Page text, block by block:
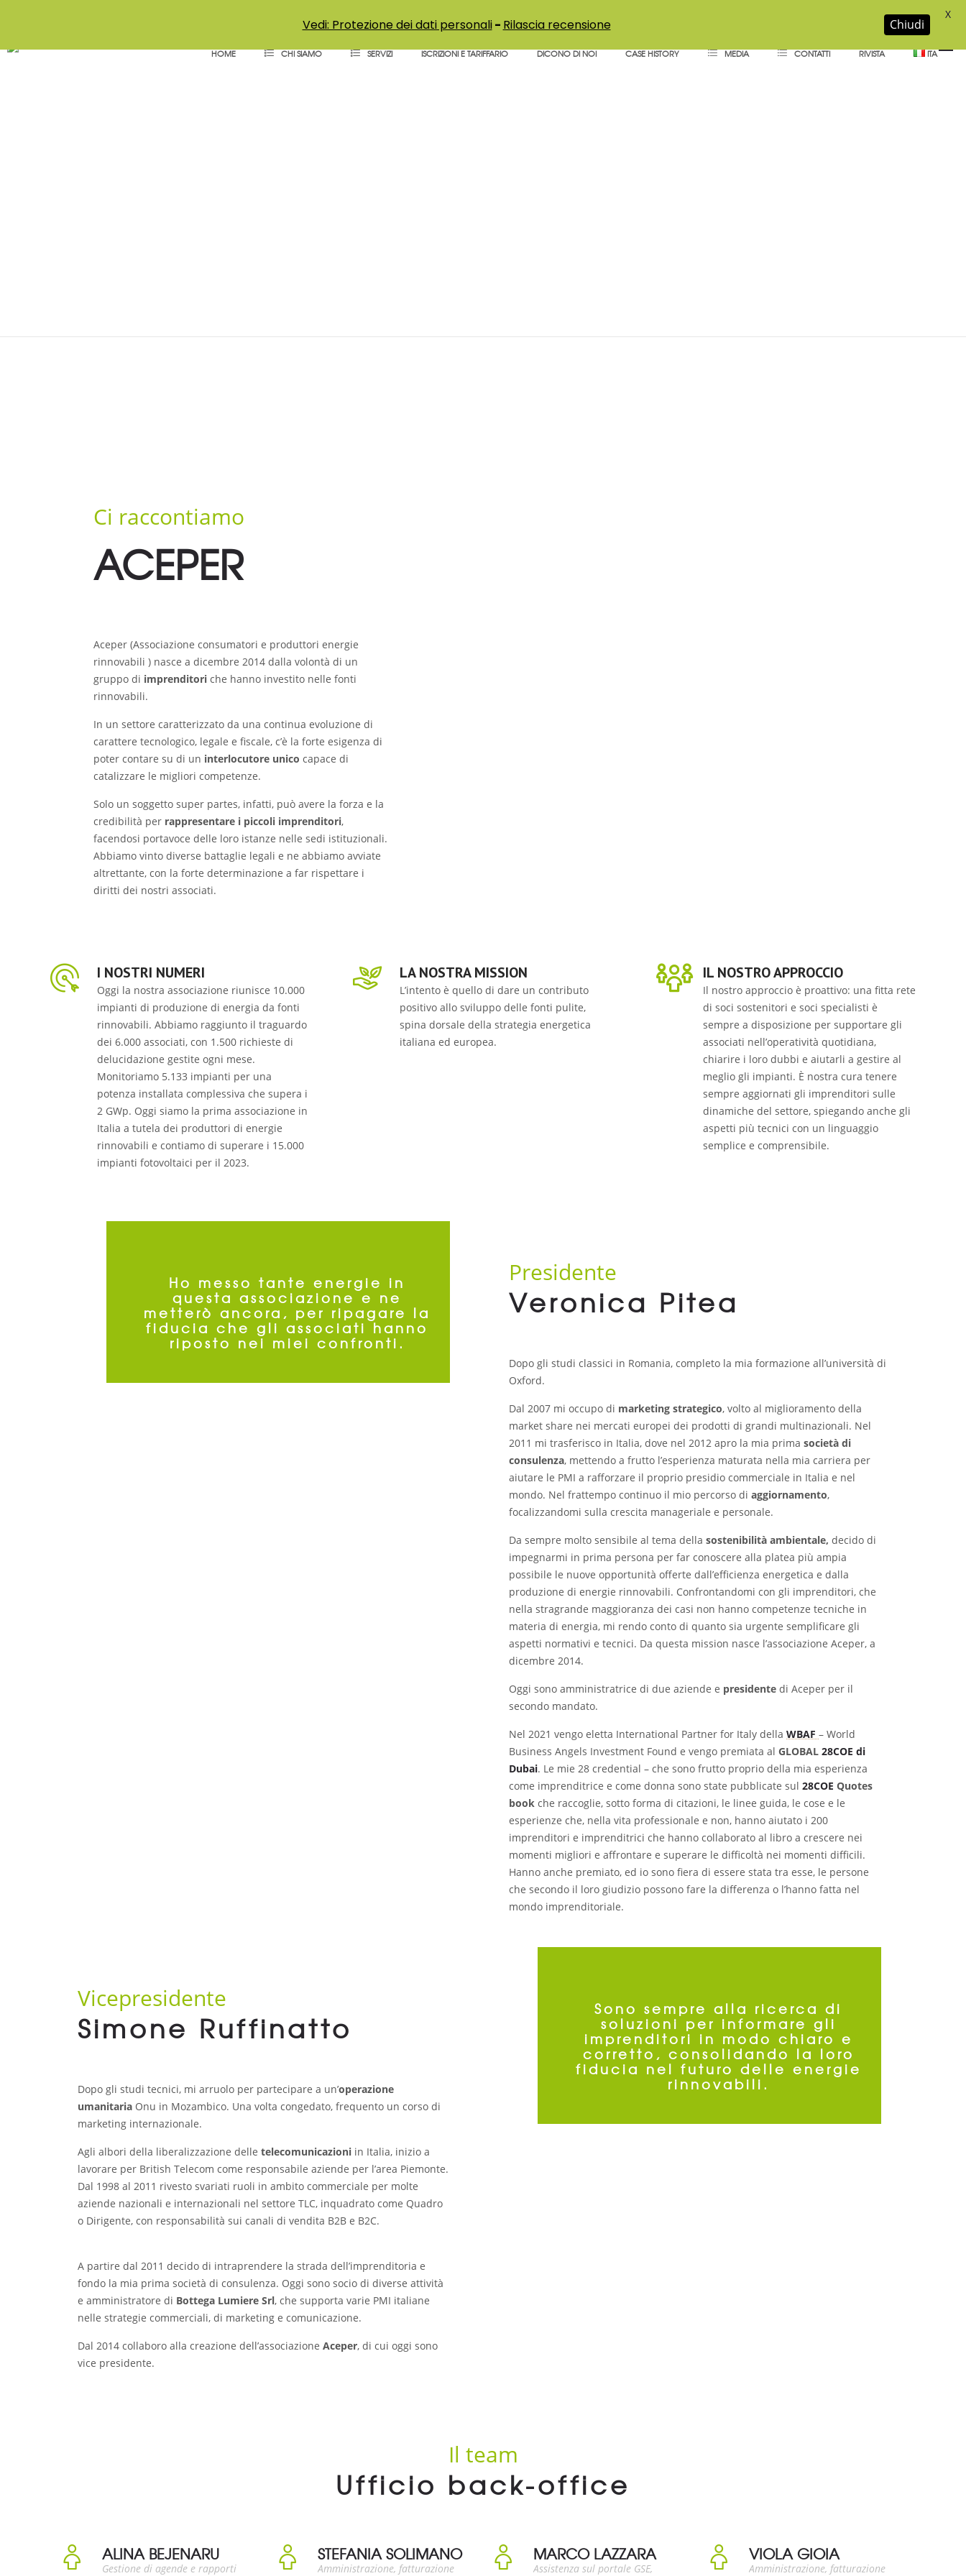
HOME CHI SIAMO SERVIZI ISCRIZIONI E TARIFFARIO DICONO DI NOI CASE HISTORY MEDIA CONTATTI RIVISTA ITA
Ci raccontiamo
ACEPER
Aceper (Associazione consumatori e produttori energie
rinnovabili ) nasce a dicembre 2014 dalla volontà di un
gruppo di imprenditori che hanno investito nelle fonti
rinnovabili.
In un settore caratterizzato da una continua evoluzione di
carattere tecnologico, legale e fiscale, c’è la forte esigenza di
poter contare su di un interlocutore unico capace di
catalizzare le migliori competenze.
Solo un soggetto super partes, infatti, può avere la forza e la
credibilità per rappresentare i piccoli imprenditori,
facendosi portavoce delle loro istanze nelle sedi istituzionali.
Abbiamo vinto diverse battaglie legali e ne abbiamo avviate
altrettante, con la forte determinazione a far rispettare i
diritti dei nostri associati.
I NOSTRI NUMERI
Oggi la nostra associazione riunisce 10.000
impianti di produzione di energia da fonti
rinnovabili. Abbiamo raggiunto il traguardo
dei 6.000 associati, con 1.500 richieste di
delucidazione gestite ogni mese.
Monitoriamo 5.133 impianti per una
potenza installata complessiva che supera i
2 GWp. Oggi siamo la prima associazione in
Italia a tutela dei produttori di energie
rinnovabili e contiamo di superare i 15.000
impianti fotovoltaici per il 2023.
LA NOSTRA MISSION
L’intento è quello di dare un contributo
positivo allo sviluppo delle fonti pulite,
spina dorsale della strategia energetica
italiana ed europea.
IL NOSTRO APPROCCIO
Il nostro approccio è proattivo: una fitta rete
di soci sostenitori e soci specialisti è
sempre a disposizione per supportare gli
associati nell’operatività quotidiana,
chiarire i loro dubbi e aiutarli a gestire al
meglio gli impianti. È nostra cura tenere
sempre aggiornati gli imprenditori sulle
dinamiche del settore, spiegando anche gli
aspetti più tecnici con un linguaggio
semplice e comprensibile.
Ho messo tante energie in
questa associazione e ne
metterò ancora, per ripagare la
fiducia che gli associati hanno
riposto nei miei confronti.
Presidente
Veronica Pitea
Dopo gli studi classici in Romania, completo la mia formazione all’università di
Oxford.
Dal 2007 mi occupo di marketing strategico, volto al miglioramento della
market share nei mercati europei dei prodotti di grandi multinazionali. Nel
2011 mi trasferisco in Italia, dove nel 2012 apro la mia prima società di
consulenza, mettendo a frutto l’esperienza maturata nella mia carriera per
aiutare le PMI a rafforzare il proprio presidio commerciale in Italia e nel
mondo. Nel frattempo continuo il mio percorso di aggiornamento,
focalizzandomi sulla crescita manageriale e personale.
Da sempre molto sensibile al tema della sostenibilità ambientale, decido di
impegnarmi in prima persona per far conoscere alla platea più ampia
possibile le nuove opportunità offerte dall’efficienza energetica e dalla
produzione di energie rinnovabili. Confrontandomi con gli imprenditori, che
nella stragrande maggioranza dei casi non hanno competenze tecniche in
materia di energia, mi rendo conto di quanto sia urgente semplificare gli
aspetti normativi e tecnici. Da questa mission nasce l’associazione Aceper, a
dicembre 2014.
Oggi sono amministratrice di due aziende e presidente di Aceper per il
secondo mandato.
Nel 2021 vengo eletta International Partner for Italy della WBAF – World
Business Angels Investment Found e vengo premiata al GLOBAL 28COE di
Dubai. Le mie 28 credential – che sono frutto proprio della mia esperienza
come imprenditrice e come donna sono state pubblicate sul 28COE Quotes
book che raccoglie, sotto forma di citazioni, le linee guida, le cose e le
esperienze che, nella vita professionale e non, hanno aiutato i 200
imprenditori e imprenditrici che hanno collaborato al libro a crescere nei
momenti migliori e affrontare e superare le difficoltà nei momenti difficili.
Hanno anche premiato, ed io sono fiera di essere stata tra esse, le persone
che secondo il loro giudizio possono fare la differenza o l’hanno fatta nel
mondo imprenditoriale.
Vicepresidente
Simone Ruffinatto
Dopo gli studi tecnici, mi arruolo per partecipare a un’operazione
umanitaria Onu in Mozambico. Una volta congedato, frequento un corso di
marketing internazionale.
Agli albori della liberalizzazione delle telecomunicazioni in Italia, inizio a
lavorare per British Telecom come responsabile aziende per l’area Piemonte.
Dal 1998 al 2011 rivesto svariati ruoli in ambito commerciale per molte
aziende nazionali e internazionali nel settore TLC, inquadrato come Quadro
o Dirigente, con responsabilità sui canali di vendita B2B e B2C.
A partire dal 2011 decido di intraprendere la strada dell’imprenditoria e
fondo la mia prima società di consulenza. Oggi sono socio di diverse attività
e amministratore di Bottega Lumiere Srl, che supporta varie PMI italiane
nelle strategie commerciali, di marketing e comunicazione.
Dal 2014 collaboro alla creazione dell’associazione Aceper, di cui oggi sono
vice presidente.
Sono sempre alla ricerca di
soluzioni per informare gli
imprenditori in modo chiaro e
corretto, consolidando la loro
fiducia nel futuro delle energie
rinnovabili.
Il team
Ufficio back-office
ALINA BEJENARU
Gestione di agende e rapporti
STEFANIA SOLIMANO
Amministrazione, fatturazione
MARCO LAZZARA
Assistenza sul portale GSE,
VIOLA GIOIA
Amministrazione, fatturazione
Vedi: Protezione dei dati personali- Rilascia recensione Chiudi
X